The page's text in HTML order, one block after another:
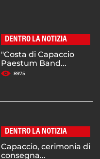
DENTRO LA NOTIZIA
"Costa di Capaccio
Paestum Band...
8975
DENTRO LA NOTIZIA
Capaccio, cerimonia di
consegna...